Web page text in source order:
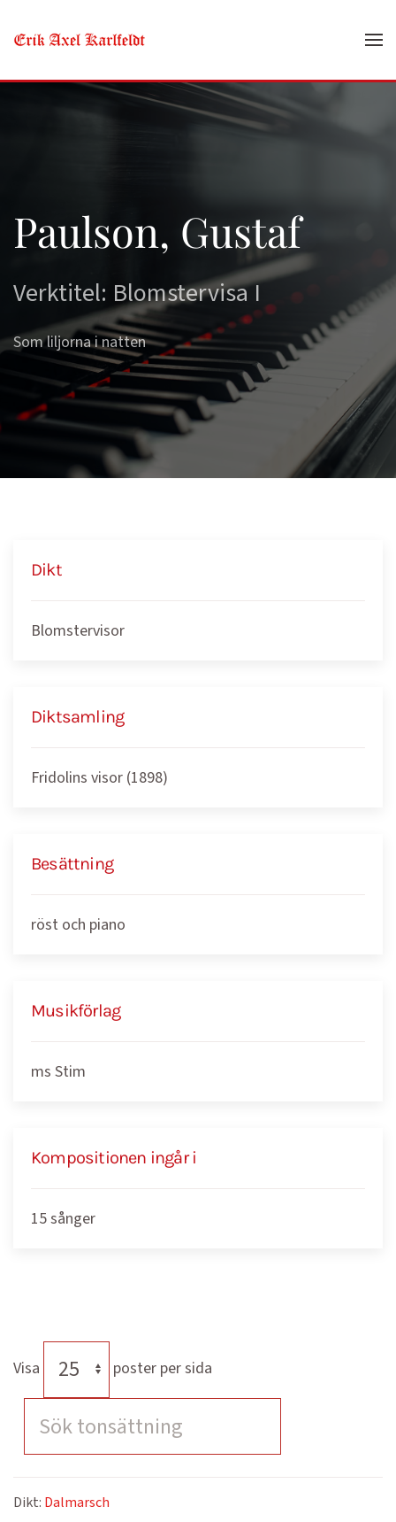
Skip to main content
Paulson, Gustaf
Verktitel: Blomstervisa I
Som liljorna i natten
Dikt
Blomstervisor
Diktsamling
Fridolins visor (1898)
Besättning
röst och piano
Musikförlag
ms Stim
Kompositionen ingår i
15 sånger
Visa poster per sida
Dikt: Dalmarsch